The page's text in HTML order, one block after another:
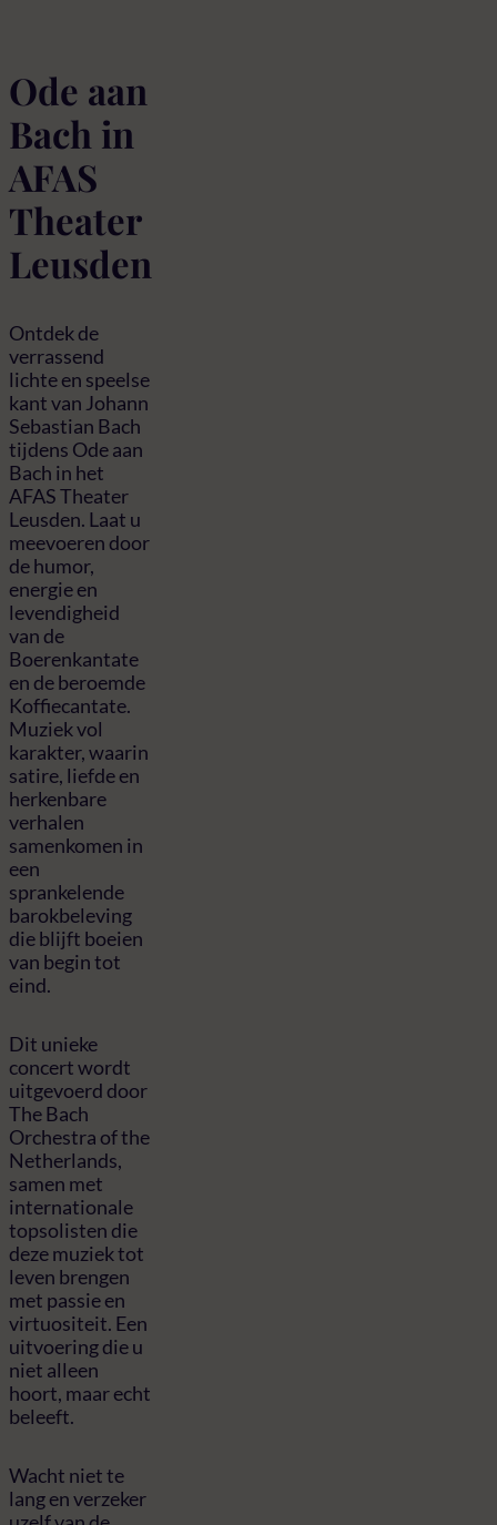
Ode aan
Bach in
AFAS
Theater
Leusden
Ontdek de
verrassend
lichte en speelse
kant van Johann
Sebastian Bach
tijdens Ode aan
Bach in het
AFAS Theater
Leusden. Laat u
meevoeren door
de humor,
energie en
levendigheid
van de
Boerenkantate
en de beroemde
Koffiecantate.
Muziek vol
karakter, waarin
satire, liefde en
herkenbare
verhalen
samenkomen in
een
sprankelende
barokbeleving
die blijft boeien
van begin tot
eind.
Dit unieke
concert wordt
uitgevoerd door
The Bach
Orchestra of the
Netherlands,
samen met
internationale
topsolisten die
deze muziek tot
leven brengen
met passie en
virtuositeit. Een
uitvoering die u
niet alleen
hoort, maar echt
beleeft.
Wacht niet te
lang en verzeker